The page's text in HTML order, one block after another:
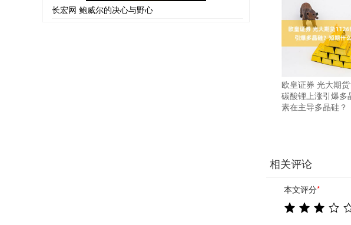
欧皇证券 光大期
碳酸锂上涨引爆多
素在主导多晶硅？
相关评论
本文评分*
长宏网 鲍威尔的决心与野心